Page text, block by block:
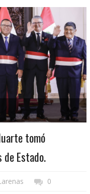
tomó
Estado.
0